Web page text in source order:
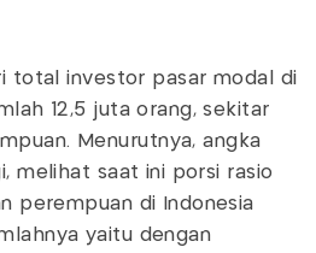
total investor pasar modal di
12,5 juta orang, sekitar
Menurutnya, angka
melihat saat ini porsi rasio
perempuan di Indonesia
yaitu dengan